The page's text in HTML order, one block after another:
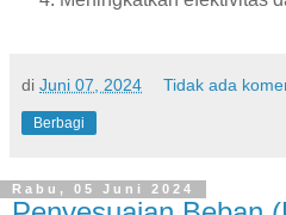
di Juni 07, 2024 Tidak ada
Berbagi
Rabu, 05 Juni 2024